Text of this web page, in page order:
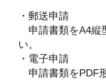
・郵送申請
申請書類をA4縦
い。
・電子申請
申請書類をPDF